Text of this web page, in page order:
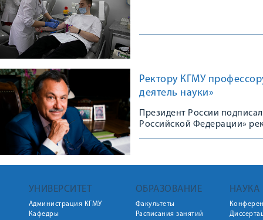
Ректору КГМУ
деятель науки»
Президент России
Российской Федерации»
УНИВЕРСИТЕТ
Администрация КГМУ
Кафедры
ОБРАЗОВАНИЕ
Факультеты
Расписания занятий
НАУКА